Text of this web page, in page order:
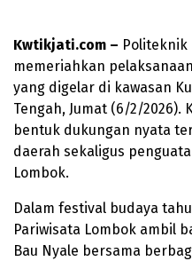
Kwtikjati.com – Politeknik
memeriahkan
yang digelar di kawasan
Tengah, Jumat (6/2/
bentuk dukungan nyata
daerah sekaligus
Lombok.
Dalam festival budaya
Pariwisata Lombok ambil
Bau Nyale bersama